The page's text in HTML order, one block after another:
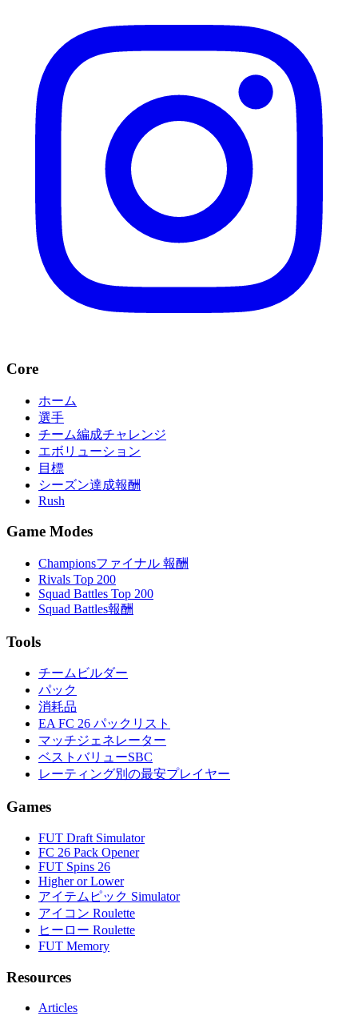
Core
ホーム
選手
チーム編成チャレンジ
エボリューション
目標
シーズン達成報酬
Rush
Game Modes
Championsファイナル 報酬
Rivals Top 200
Squad Battles Top 200
Squad Battles報酬
Tools
チームビルダー
パック
消耗品
EA FC 26 パックリスト
マッチジェネレーター
ベストバリューSBC
レーティング別の最安プレイヤー
Games
FUT Draft Simulator
FC 26 Pack Opener
FUT Spins 26
Higher or Lower
アイテムピック Simulator
アイコン Roulette
ヒーロー Roulette
FUT Memory
Resources
Articles